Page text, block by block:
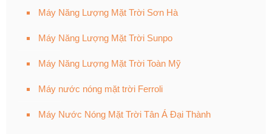
Máy Năng Lượng Mặt Trời Sơn Hà
Máy Năng Lượng Mặt Trời Sunpo
Máy Năng Lượng Mặt Trời Toàn Mỹ
Máy nước nóng mặt trời Ferroli
Máy Nước Nóng Mặt Trời Tân Á Đại Thành